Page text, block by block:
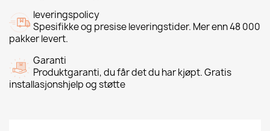
leveringspolicy
Spesifikke og presise leveringstider. Mer enn 48 000
pakker levert.
Garanti
Produktgaranti, du får det du har kjøpt. Gratis
installasjonshjelp og støtte